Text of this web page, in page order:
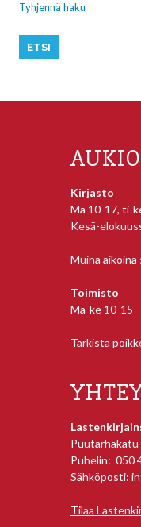
Tyhjennä haku
Kirjasto
Ma 10-17, ti-
Kesä-
Muina aikoina
Toimisto
Ma-ke 10-15
Tarkista
Puutarhakatu
Puhelin: 050
Sähköposti:
Tilaa